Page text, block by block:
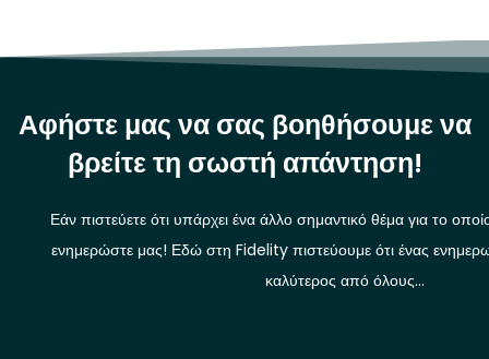
Αφήστε μας να σας βοηθήσουμε να
βρείτε τη σωστή απάντηση!
Εάν πιστεύετε ότι υπάρχει ένα άλλο σημαντικό θέμα για το
ενημερώστε μας! Εδώ στη Fidelity πιστεύουμε ότι ένας
καλύτερος από όλους…